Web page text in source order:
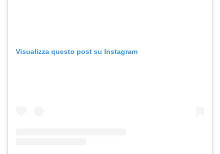
Visualizza questo post su Instagram